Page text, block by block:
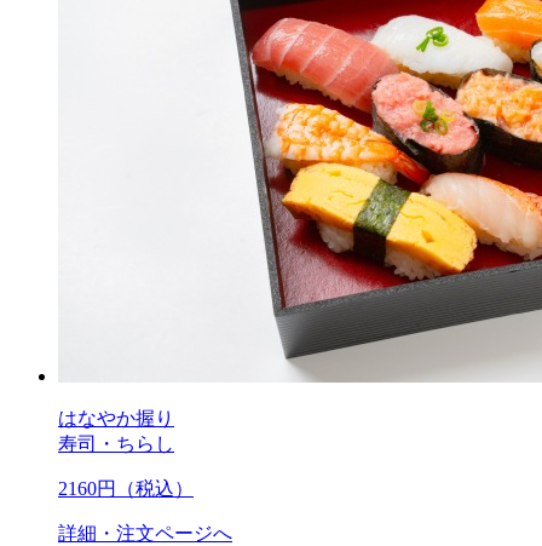
はなやか握り
寿司・ちらし
2160円（税込）
詳細・注文ページへ